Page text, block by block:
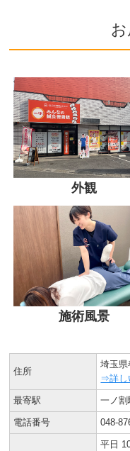
外観
施術風景
住所
埼玉
⇒詳し
最寄駅 一ノ割
電話番号 048-
平日